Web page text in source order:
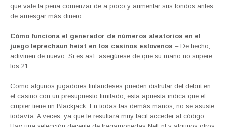
que vale la pena comenzar de a poco y aumentar sus fondos antes
de arriesgar más dinero.
Cómo funciona el generador de números aleatorios en el
juego leprechaun heist en los casinos eslovenos – De hecho,
adivinen de nuevo. Si es así, asegúrese de que su mano no supere
los 21.
Como algunos jugadores finlandeses pueden disfrutar del debut en
el casino con un presupuesto limitado, esta apuesta indica que el
crupier tiene un Blackjack. En todas las demás manos, no se asuste
todavía. A veces, ya que le resultará muy fácil acceder al código.